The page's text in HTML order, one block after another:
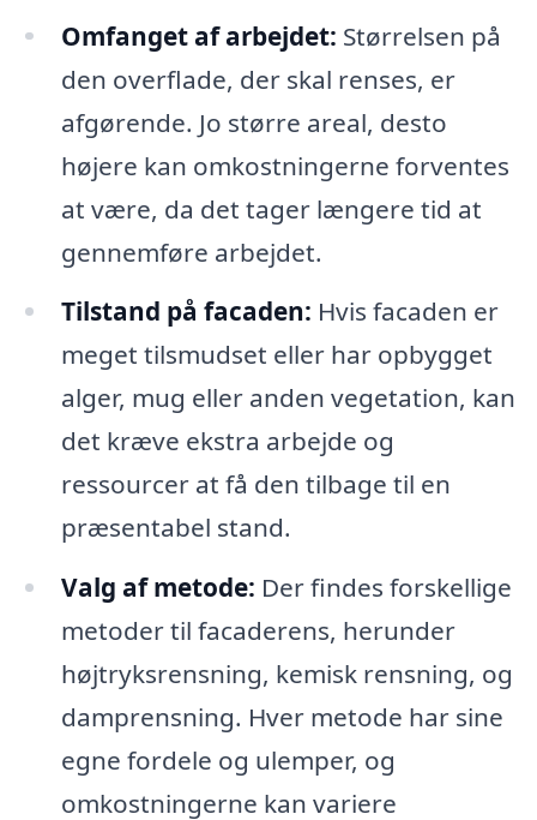
Omfanget af arbejdet: Størrelsen på
den overflade, der skal renses, er
afgørende. Jo større areal, desto
højere kan omkostningerne forventes
at være, da det tager længere tid at
gennemføre arbejdet.
Tilstand på facaden: Hvis facaden er
meget tilsmudset eller har opbygget
alger, mug eller anden vegetation, kan
det kræve ekstra arbejde og
ressourcer at få den tilbage til en
præsentabel stand.
Valg af metode: Der findes forskellige
metoder til facaderens, herunder
højtryksrensning, kemisk rensning, og
damprensning. Hver metode har sine
egne fordele og ulemper, og
omkostningerne kan variere